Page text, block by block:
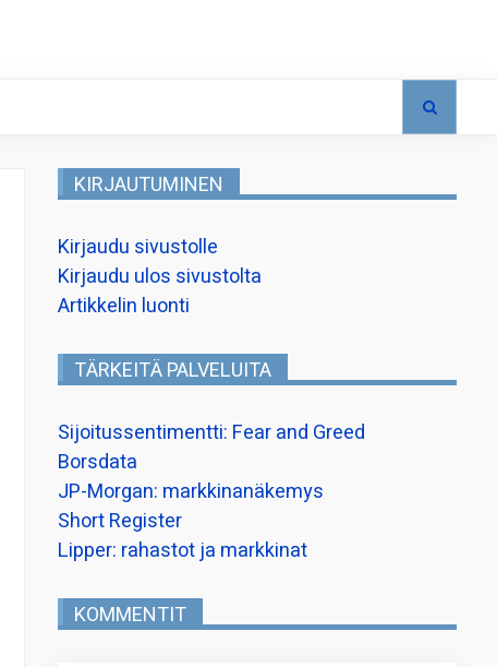
KIRJAUTUMINEN
Kirjaudu sivustolle
Kirjaudu ulos sivustolta
Artikkelin luonti
TÄRKEITÄ PALVELUITA
Sijoitussentimentti: Fear and Greed
Borsdata
JP-Morgan: markkinanäkemys
Short Register
Lipper: rahastot ja markkinat
KOMMENTIT